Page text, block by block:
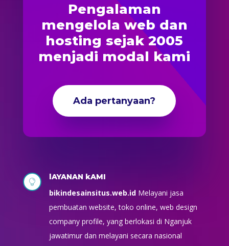
Pengalaman
mengelola web dan
hosting sejak 2005
menjadi modal kami
Ada pertanyaan?

lAYANAN kAMI
bikindesainsitus.web.idMelayani jasa
pembuatan website, toko online, web design
company profile, yang berlokasi di Nganjuk
jawatimur dan melayani secara nasional